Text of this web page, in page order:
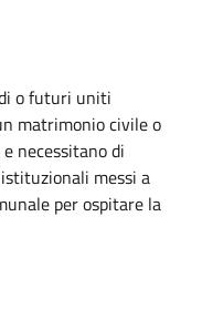
o futuri uniti
matrimonio civile o
necessitano di
messi a
per ospitare la